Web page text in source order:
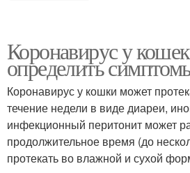
Коронавирус у
определить
Коронавирус у кошки может
течение недели в виде диареи,
инфекционный перитонит может
продолжительное время (до
протекать во влажной и сухой